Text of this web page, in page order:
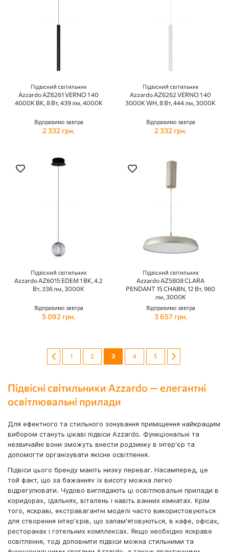
Підвісний світильник
Azzardo AZ6261 VERNO 1 40
4000K BK, 8 Вт, 439 лм, 4000К
Відправимо завтра
2 332 грн.
Підвісний світильник
Azzardo AZ6262 VERNO 1 40
3000K WH, 8 Вт, 444 лм, 3000К
Відправимо завтра
2 332 грн.
Підвісний світильник
Azzardo AZ6015 EDEM 1 BK, 4.2
Вт, 336 лм, 3000К
Відправимо завтра
5 092 грн.
Підвісний світильник
Azzardo AZ5808 CLARA
PENDANT 15 CHABN, 12 Вт, 960
лм, 3000К
Відправимо завтра
3 657 грн.
Сторінка
Сторінка
Попередній
Сторінка
1 Сторінка
2 You're currently reading page
3 Сторінка
4 Сторінка
5 Сторінка
Далі
Підвісні світильники Azzardo — елегантні
освітлювальні прилади
Для ефектного та стильного зонування приміщення найкращим
вибором стануть цікаві підвіси Azzardo. Функціональні та
незвичайні вони зможуть внести родзинку в інтер'єр та
допомогти організувати якісне освітлення.
Підвіси цього бренду мають низку переваг. Насамперед, це
той факт, що за бажанняv їх висоту можна легко
відрегулювати. Чудово виглядають ці освітлювальні прилади в
коридорах, їдальнях, віталень і навіть ванних кімнатах. Крім
того, яскраві, екстравагантні моделі часто використовуються
для створення інтер'єрів, що запам'ятовуються, в кафе, офісах,
ресторанах і готельних комплексах. Якщо необхідно яскраве
освітлення, тоді доповнити підвіси можна стильними та